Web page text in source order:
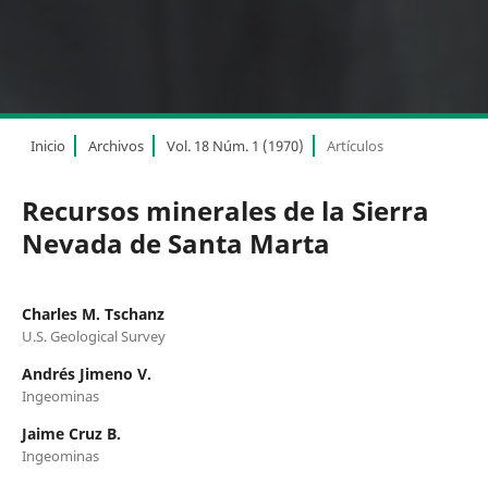
Inicio Archivos Vol. 18 Núm. 1 (1970) Artículos
Recursos minerales de la Sierra
Nevada de Santa Marta
Charles M. Tschanz
U.S. Geological Survey
Andrés Jimeno V.
Ingeominas
Jaime Cruz B.
Ingeominas